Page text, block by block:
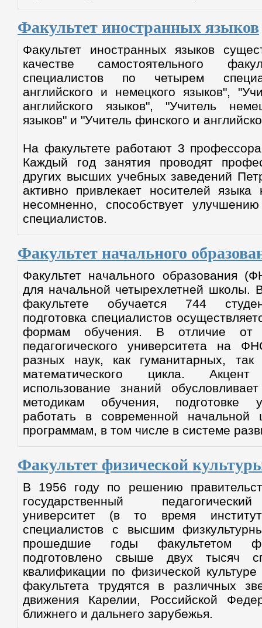
Факультет иностранных языков
Факультет иностранных языков
качестве самостоятельного
специалистов по четырем
английского и немецкого языков",
английского языков", "Учитель
языков" и "Учитель финского и
На факультете работают 3
Каждый год занятия проводят
других высших учебных заведений
активно привлекает носителей
несомненно, способствует улучшению
специалистов.
Факультет начального
Факультет начального образования
для начальной четырехлетней школы.
факультете обучается 744
подготовка специалистов
формам обучения. В отличие от
педагогического университета на
разных наук, как гуманитарных, так
математического цикла.
использование знаний
методикам обучения, подготовке
работать в современной
программам, в том числе в системе
Факультет физической
В 1956 году по решению
государственный
университет (в то время
специалистов с высшим
прошедшие годы факультетом
подготовлено свыше двух тысяч
квалификации по физической
факультета трудятся в различных
движения Карелии, Российской
ближнего и дальнего зарубежья.